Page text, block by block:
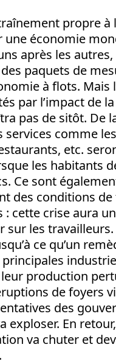
propre
une économie
après les autres,
paquets de
à flots. Mais
par l’impact de
pas de sitôt. De
services comme
etc.
les habitants
Ce sont
des conditions de
: cette crise aura
sur les
ce qu’un
principales
production
de foyers
des
exploser. En
va chuter et